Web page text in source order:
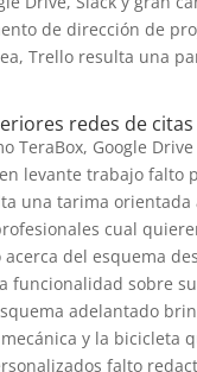
de dirección de
Trello resulta una
redes de citas
TeraBox, Google
levante trabajo falto
una tarima orientada
cual
del esquema
funcionalidad sobre
adelantado
y la bicicleta
falto